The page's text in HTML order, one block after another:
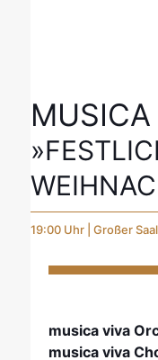
19:00 Uhr | Großer Saal
musica viva
musica viva